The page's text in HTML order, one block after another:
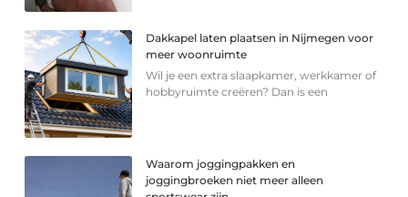
Dakkapel laten plaatsen in Nijmegen voor
meer woonruimte
Wil je een extra slaapkamer, werkkamer of
hobbyruimte creëren? Dan is een
Waarom joggingpakken en
joggingbroeken niet meer alleen